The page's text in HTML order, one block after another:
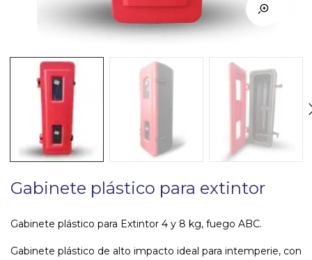
Gabinete plástico para extintor
Gabinete plástico para Extintor 4 y 8 kg, fuego ABC.
Gabinete plástico de alto impacto ideal para intemperie, con